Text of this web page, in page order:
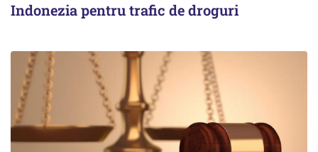
Indonezia pentru trafic de droguri